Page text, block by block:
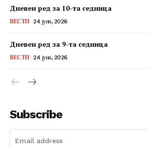
Дневен ред за 10-та седница
ВЕСТИ 24 јуни, 2026
Дневен ред за 9-та седница
ВЕСТИ 24 јуни, 2026
Subscribe